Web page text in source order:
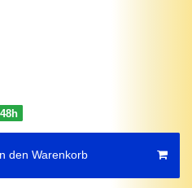
den Warenkorb